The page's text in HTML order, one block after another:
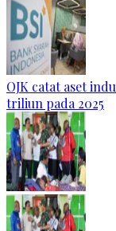
OJK catat aset
triliun pada 2025